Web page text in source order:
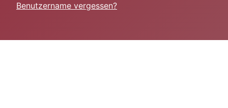
Benutzername vergessen?